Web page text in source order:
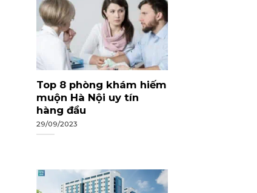
Top 8 phòng khám hiếm
muộn Hà Nội uy tín
hàng đầu
29/09/2023